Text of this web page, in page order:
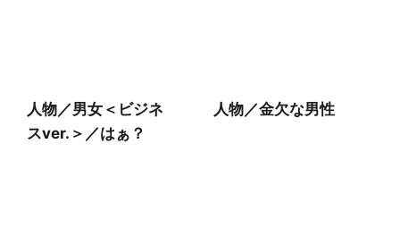
人物／男女＜ビジネ
スver.＞／はぁ？
人物／金欠な男性